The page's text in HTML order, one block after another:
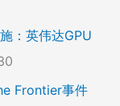
：英伟达GPU
Frontier事件